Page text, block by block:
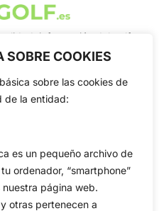
COOKIES
sobre las cookies de
de la entidad:
es un pequeño archivo de
ordenador, “smartphone”
página web.
otras pertenecen a
información del golf
en directo, vídeos, noticias,
Cup, DP World Tour, LPGA
Reglas
Vídeos
De Interés